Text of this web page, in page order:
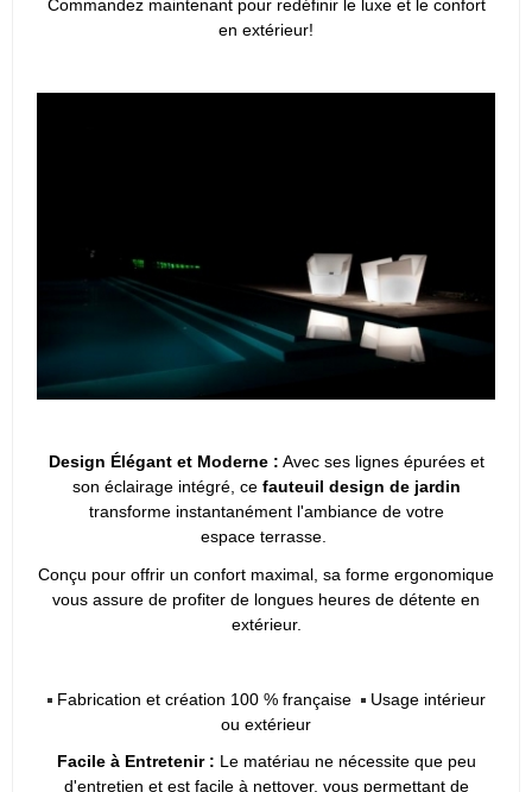
Commandez maintenant pour redéfinir le luxe et le confort
en extérieur!
Design Élégant et Moderne : Avec ses lignes épurées et
son éclairage intégré, ce fauteuil design de jardin
transforme instantanément l'ambiance de votre
espace terrasse.
Conçu pour offrir un confort maximal, sa forme ergonomique
vous assure de profiter de longues heures de détente en
extérieur.
Fabrication et création 100 % française
Usage intérieur
ou extérieur
Facile à Entretenir : Le matériau ne nécessite que peu
d'entretien et est facile à nettoyer, vous permettant de